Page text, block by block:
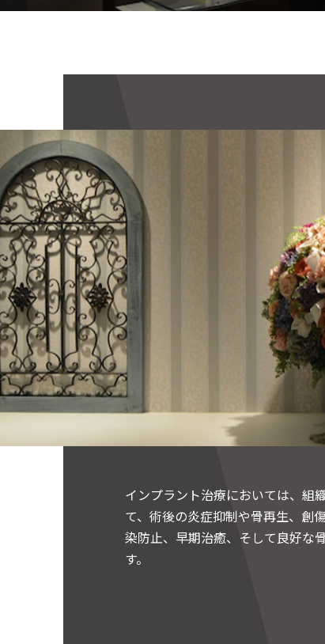
インプラント治療においては、組
て、術後の炎症抑制や骨再生、創
染防止、早期治癒、そして良好な
す。